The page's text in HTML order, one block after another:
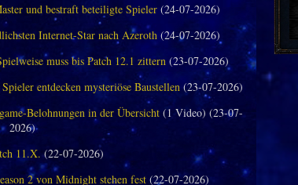
und bestraft beteiligte Spieler(24-07-2026)
Internet-Star nach Azeroth (24-07-2026)
muss bis Patch 12.1 zittern (23-07-2026)
entdecken mysteriöse Baustellen (23-07-2026)
Belohnungen in der Übersicht (1 Video) (23-07-
2026)
11.X.(22-07-2026)
2 von Midnight stehen fest(22-07-2026)